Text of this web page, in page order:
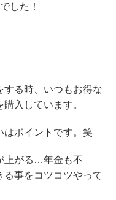
した！
する時、いつもお得な
入しています。
はポイントです。笑
上がる…年金も不
事をコツコツやって